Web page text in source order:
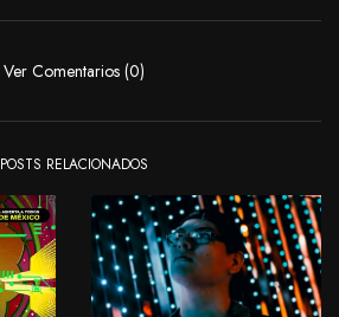
Ver Comentarios (0)
POSTS RELACIONADOS